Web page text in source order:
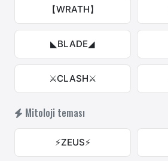
【WRATH】
◣BLADE◢
⚔CLASH⚔
Mitoloji teması
⚡ZEUS⚡